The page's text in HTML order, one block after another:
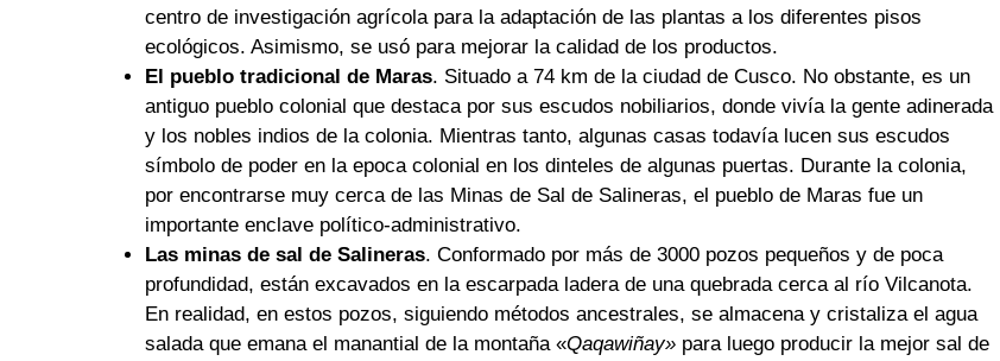
centro de investigación agrícola para la adaptación de las plantas a los diferentes pisos
ecológicos. Asimismo, se usó para mejorar la calidad de los productos.
El pueblo tradicional de Maras. Situado a 74 km de la ciudad de Cusco. No obstante, es un
antiguo pueblo colonial que destaca por sus escudos nobiliarios, donde vivía la gente adinerada
y los nobles indios de la colonia. Mientras tanto, algunas casas todavía lucen sus escudos
símbolo de poder en la epoca colonial en los dinteles de algunas puertas. Durante la colonia,
por encontrarse muy cerca de las Minas de Sal de Salineras, el pueblo de Maras fue un
importante enclave político-administrativo.
Las minas de sal de Salineras. Conformado por más de 3000 pozos pequeños y de poca
profundidad, están excavados en la escarpada ladera de una quebrada cerca al río Vilcanota.
En realidad, en estos pozos, siguiendo métodos ancestrales, se almacena y cristaliza el agua
salada que emana el manantial de la montaña «Qaqawiñay» para luego producir la mejor sal de